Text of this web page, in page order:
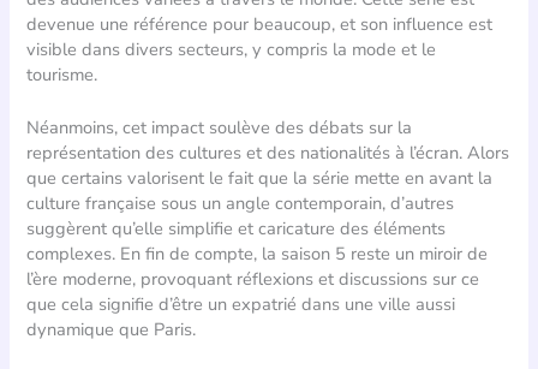
devenue une référence pour beaucoup, et son influence est
visible dans divers secteurs, y compris la mode et le
tourisme.
Néanmoins, cet impact soulève des débats sur la
représentation des cultures et des nationalités à l’écran. Alors
que certains valorisent le fait que la série mette en avant la
culture française sous un angle contemporain, d’autres
suggèrent qu’elle simplifie et caricature des éléments
complexes. En fin de compte, la saison 5 reste un miroir de
l’ère moderne, provoquant réflexions et discussions sur ce
que cela signifie d’être un expatrié dans une ville aussi
dynamique que Paris.